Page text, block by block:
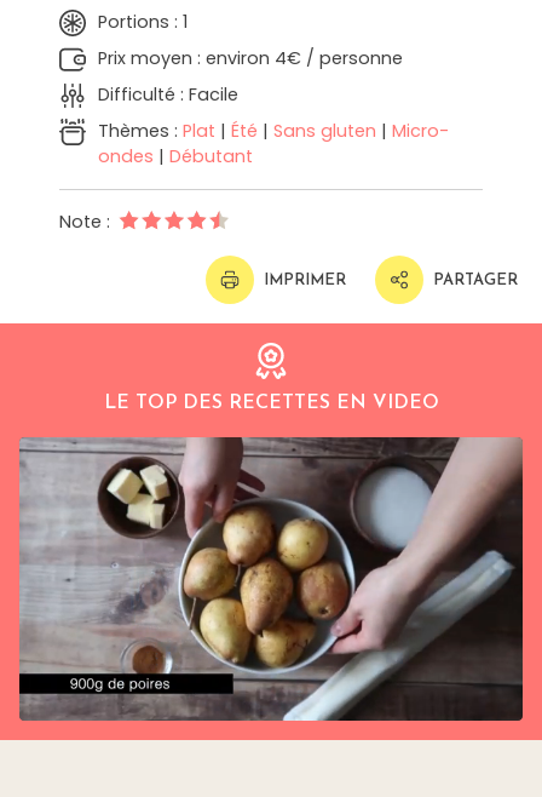
Portions : 1
Prix moyen : environ 4€ / personne
Difficulté : Facile
Thèmes : Plat | Été | Sans gluten | Micro-
ondes | Débutant
Note :
IMPRIMER PARTAGER
LE TOP DES RECETTES EN VIDEO